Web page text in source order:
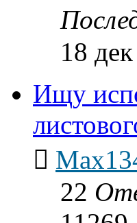
18
Ищу
22